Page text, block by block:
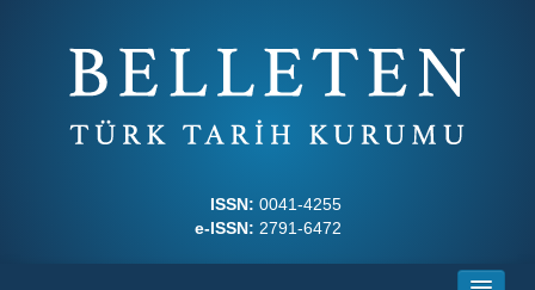
ISSN: 0041-4255
e-ISSN: 2791-6472